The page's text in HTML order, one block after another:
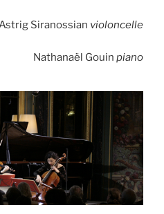
Siranossian violoncelle
Nathanaël Gouin piano